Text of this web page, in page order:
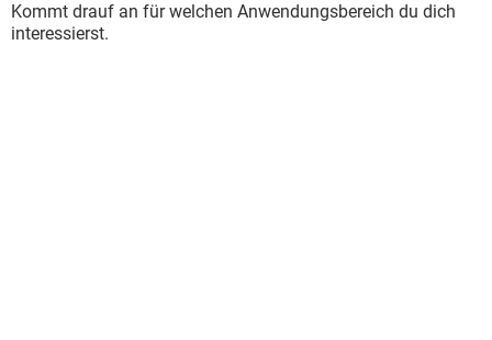
Kommt drauf an für welchen Anwendungsbereich du dich
interessierst.